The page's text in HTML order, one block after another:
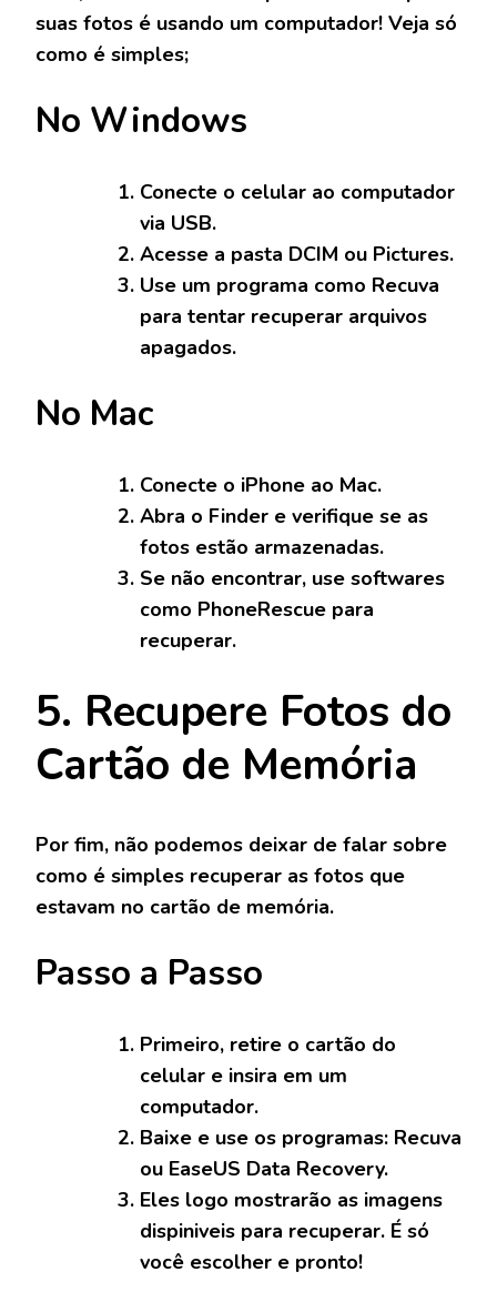
suas fotos é usando um computador! Veja só
como é simples;
No Windows
Conecte o celular ao computador
via USB.
Acesse a pasta DCIM ou Pictures.
Use um programa como Recuva
para tentar recuperar arquivos
apagados.
No Mac
Conecte o iPhone ao Mac.
Abra o Finder e verifique se as
fotos estão armazenadas.
Se não encontrar, use softwares
como PhoneRescue para
recuperar.
5. Recupere Fotos do
Cartão de Memória
Por fim, não podemos deixar de falar sobre
como é simples recuperar as fotos que
estavam no cartão de memória.
Passo a Passo
Primeiro, retire o cartão do
celular e insira em um
computador.
Baixe e use os programas: Recuva
ou EaseUS Data Recovery.
Eles logo mostrarão as imagens
dispiniveis para recuperar. É só
você escolher e pronto!